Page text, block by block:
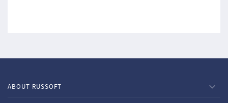
ABOUT RUSSOFT